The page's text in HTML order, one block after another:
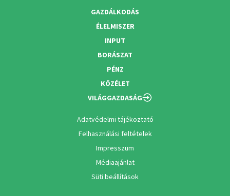
GAZDÁLKODÁS
ÉLELMISZER
INPUT
BORÁSZAT
PÉNZ
KÖZÉLET
VILÁGGAZDASÁG
Adatvédelmi tájékoztató
Felhasználási feltételek
Impresszum
Médiaajánlat
Süti beállítások